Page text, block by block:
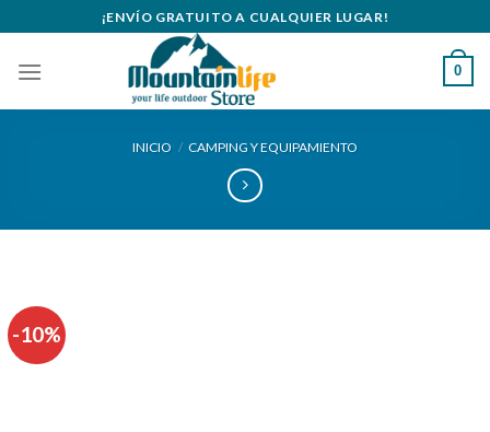
to
content
¡ENVÍO GRATUITO A CUALQUIER LUGAR!
0
INICIO / CAMPING Y EQUIPAMIENTO
-10%